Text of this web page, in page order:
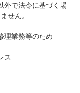
外で法令に基づく場
せん。
理業務等のため
ス